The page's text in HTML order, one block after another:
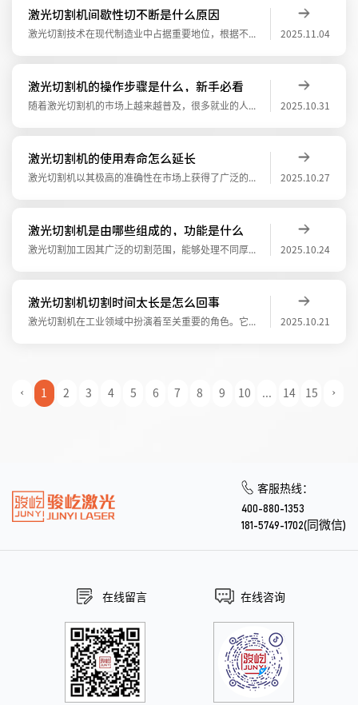
激光切割机间歇性切不断是什么原因
激光切割技术在现代制造业中占据重要地位，根据不同的应用需求，市场上推出了很多款激光切割机，可以应用到不同的行业里，制造业，航空业，船舶业，广告业等，应用案例也越来越多。那么激光切割机间接性切不断是什么原因造成的呢？1.机械系统异常传 2025.11.04
激光切割机的操作步骤是什么，新手必看
随着激光切割机的市场上越来越普及，很多就业的人员也慢慢接触起激光切割的工作，激光切割的工作就是操作机器来实现生产，大多数企业以生产为核心，提高企业的产值。那么激光切割机的操作步骤是什么，新手必看？1.准备工作：确保激光切割机的电源和 2025.10.31
激光切割机的使用寿命怎么延长
激光切割机以其极高的准确性在市场上获得了广泛的认可。可以切割板材，管材，板管一体及自动化设备，高质量，高性能，针对不同行业和应用场景。针对采购的买家来说，更关心的是激光切割机的使用寿命怎么延长？想延长激光切割机的使用寿命，则是需要通 2025.10.27
激光切割机是由哪些组成的，功能是什么
激光切割加工因其广泛的切割范围，能够处理不同厚度和材质的工件，无论是金属还是非金属材料，都能实现精准切割。这为制造业提供了极大的便利，减少了加工成本。在切割速度方面，激光切割加工同样表现出色。激光切割机是由哪些组成的，功能是什么？一 2025.10.24
激光切割机切割时间太长是怎么回事
激光切割机在工业领域中扮演着至关重要的角色。它能够高效、精准地完成材料的切割任务，在金属方面等多种材质的自动化加工。通过预设的程序，自动切割机能够实现复杂图形的切割，大大提高了生产效率和加工精度。激光切割机切割时间太长是怎么回事？通 2025.10.21
‹ 1 2 3 4 5 6 7 8 9 10 ... 14 15 ›
客服热线：
400-880-1353
181-5749-1702(同微信)
在线留言 在线咨询